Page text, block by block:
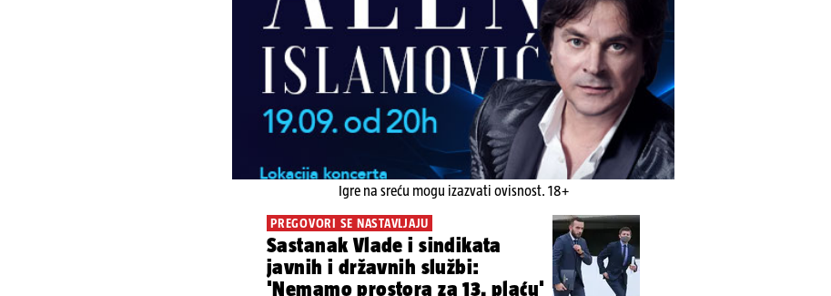
Igre na sreću mogu izazvati ovisnost. 18+
PREGOVORI SE NASTAVLJAJU
Sastanak Vlade i sindikata
javnih i državnih službi:
'Nemamo prostora za 13. plaću'